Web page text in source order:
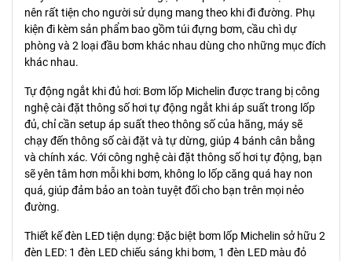
nên rất tiện cho người sử dụng mang theo khi đi đường. Phụ
kiện đi kèm sản phẩm bao gồm túi đựng bơm, cầu chì dự
phòng và 2 loại đầu bơm khác nhau dùng cho những mục đích
khác nhau.
Tự động ngắt khi đủ hơi: Bơm lốp Michelin được trang bị công
nghệ cài đặt thông số hơi tự động ngắt khi áp suất trong lốp
đủ, chỉ cần setup áp suất theo thông số của hãng, máy sẽ
chạy đến thông số cài đặt và tự dừng, giúp 4 bánh cân bằng
và chính xác. Với công nghệ cài đặt thông số hơi tự động, bạn
sẽ yên tâm hơn mỗi khi bơm, không lo lốp căng quá hay non
quá, giúp đảm bảo an toàn tuyệt đối cho bạn trên mọi nẻo
đường.
Thiết kế đèn LED tiện dụng: Đặc biệt bơm lốp Michelin sở hữu 2
đèn LED: 1 đèn LED chiếu sáng khi bơm, 1 đèn LED màu đỏ